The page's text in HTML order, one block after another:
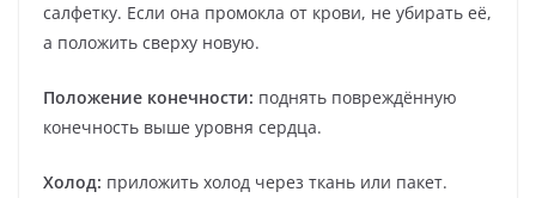
салфетку. Если она промокла от крови, не убирать её,
а положить сверху новую.
Положение конечности: поднять повреждённую
конечность выше уровня сердца.
Холод: приложить холод через ткань или пакет.